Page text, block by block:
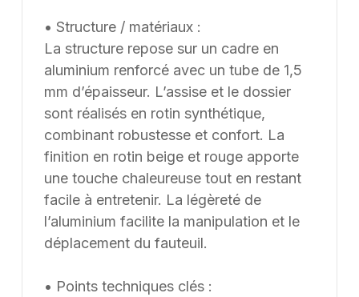
• Structure / matériaux :
La structure repose sur un cadre en
aluminium renforcé avec un tube de 1,5
mm d’épaisseur. L’assise et le dossier
sont réalisés en rotin synthétique,
combinant robustesse et confort. La
finition en rotin beige et rouge apporte
une touche chaleureuse tout en restant
facile à entretenir. La légèreté de
l’aluminium facilite la manipulation et le
déplacement du fauteuil.
• Points techniques clés :